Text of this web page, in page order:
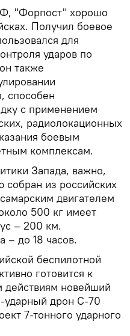
"Форпост" хорошо
Получил боевое
для
ударов по
также
способен
с применением
радиолокационных
боевым
комплексам.
Запада, важно,
из российских
двигателем
500 кг имеет
– 200 км.
– до 18 часов.
беспилотной
готовится к
действиям новейший
ударный дрон С-70
7-тонного ударного